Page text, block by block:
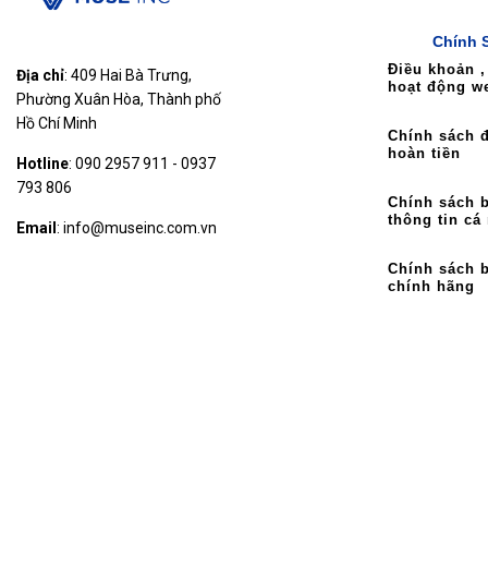
Địa chỉ: 409 Hai Bà Trưng,
Phường Xuân Hòa, Thành phố
Hồ Chí Minh
Hotline: 090 2957 911 - 0937
793 806
Email : info@museinc.com.vn
Chính
Điều khoản
hoạt động
Chính sách
hoàn tiền
Chính sách
thông tin cá
Chính sách
chính hãng